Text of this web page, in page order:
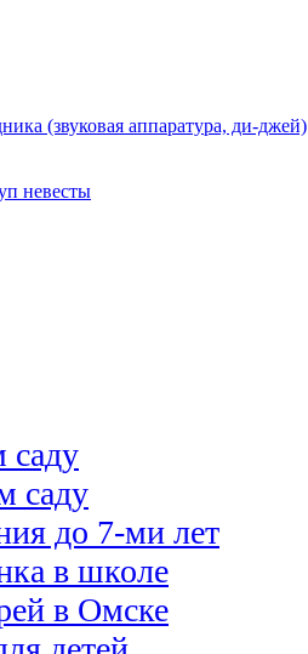
(звуковая аппаратура, ди-джей)
невесты
саду
саду
до 7-ми лет
в школе
в Омске